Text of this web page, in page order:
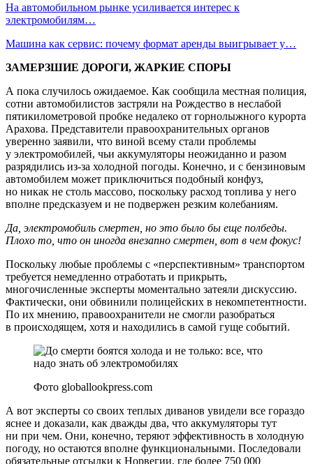
На автомобильном рынке усиливается интерес к
электромобилям…
Машина как сервис: почему формат аренды выигрывает у…
ЗАМЕРЗШИЕ ДОРОГИ, ЖАРКИЕ СПОРЫ
А пока случилось ожидаемое. Как сообщила местная полиция,
сотни автомобилистов застряли на Рождество в неслабой
пятикилометровой пробке недалеко от горнолыжного курорта
Арахова. Представители правоохранительных органов
уверенно заявили, что виной всему стали проблемы
у электромобилей, чьи аккумуляторы неожиданно и разом
разрядились из-за холодной погоды. Конечно, и с бензиновым
автомобилем может приключиться подобный конфуз,
но никак не столь массово, поскольку расход топлива у него
вполне предсказуем и не подвержен резким колебаниям.
Да, электромобиль смертен, но это было бы еще полбеды.
Плохо то, что он иногда внезапно смертен, вот в чем фокус!
Поскольку любые проблемы с «перспективным» транспортом
требуется немедленно отработать и прикрыть,
многочисленные эксперты моментально затеяли дискуссию.
Фактически, они обвинили полицейских в некомпетентности.
По их мнению, правоохранители не смогли разобраться
в происходящем, хотя и находились в самой гуще событий.
Фото globallookpress.com
А вот эксперты со своих теплых диванов увидели все гораздо
яснее и доказали, как дважды два, что аккумуляторы тут
ни при чем. Они, конечно, теряют эффективность в холодную
погоду, но остаются вполне функциональными. Последовали
обязательные отсылки к Норвегии, где более 750 000